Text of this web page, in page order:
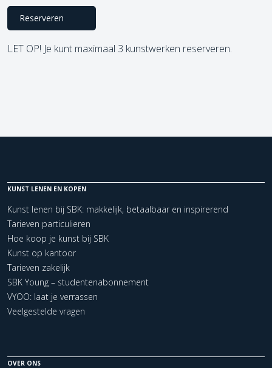
Reserveren
LET OP! Je kunt maximaal 3 kunstwerken reserveren.
KUNST LENEN EN KOPEN
Kunst lenen bij SBK: makkelijk, betaalbaar en inspirerend
Tarieven particulieren
Hoe koop je kunst bij SBK
Kunst op kantoor
Tarieven zakelijk
SBK Young – studentenabonnement
VYOO: laat je verrassen
Veelgestelde vragen
OVER ONS